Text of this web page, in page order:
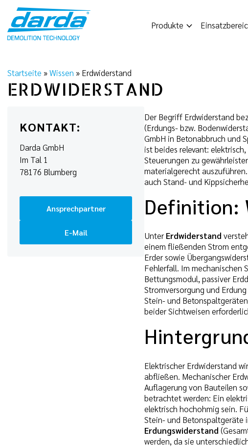
content
Produkte
Startseite »Wissen » Erdwiderstand
ERDWIDERSTAND
KONTAKT:
Darda GmbH
Im Tal 1
78176 Blumberg
Ansprechpartner
E-Mail
Der Begriff Erdwiderstand
(Erdungs- bzw.
GmbH in Betonabbruch und
ist beides relevant:
Steuerungen zu
materialgerecht
auch Stand- und
Definition:
Unter Erdwiderstand
einem fließenden Strom
Erder sowie
Fehlerfall. Im mechanischen
Bettungsmodul, passiver
Stromversorgung und
Stein- und
beider Sichtweisen
Elektrischer Erdwiderstand
abfließen. Mechanischer
Auflagerung von Bauteilen
betrachtet werden: Ein
elektrisch hochohmig sein.
Stein- und Betonspaltgeräte
Erdungswiderstand
werden, da sie